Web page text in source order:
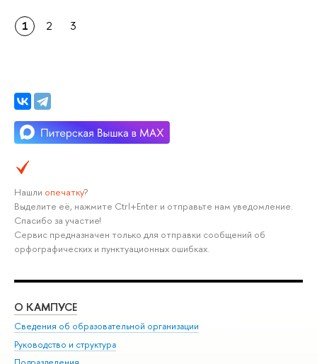
1 2 3
Нашли опечатку?
Выделите её, нажмите Ctrl+Enter и отправьте нам уведомление.
Спасибо за участие!
Сервис предназначен только для отправки сообщений об
орфографических и пунктуационных ошибках.
О КАМПУСЕ
Сведения об образовательной организации
Руководство и структура